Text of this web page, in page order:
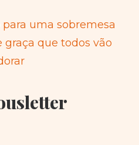
uma sobremesa
graça que todos vão